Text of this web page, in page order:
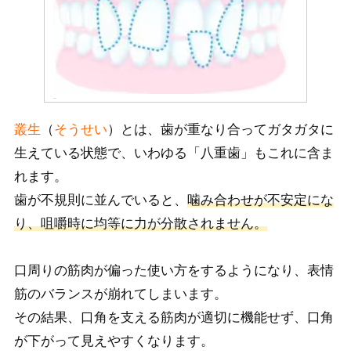
叢生 （そうせい）とは、歯が重なり合ってガタガタに
生えている状態で、いわゆる「八重歯」もこれに含ま
れます。
歯が不規則に並んでいると、 噛み合わせが不安定にな
り、咀嚼時に均等に力が分散されません。
口周りの筋肉が偏った使い方をするようになり、表情
筋のバランスが崩れてしまいます。
その結果、口角を支える筋肉が適切に機能せず、口角
が下がって見えやすくなります。